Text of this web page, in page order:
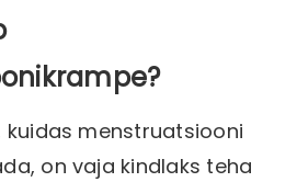
kuidas menstruatsiooni
on vaja kindlaks teha